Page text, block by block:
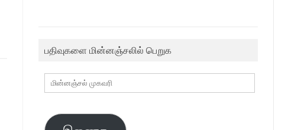
பதிவுகளை மின்னஞ்சலில் பெறுக
மின்னஞ்சல்
முகவரி